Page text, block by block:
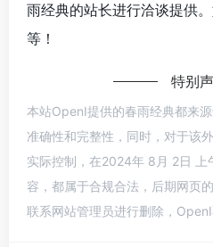
雨经典的站长进行洽谈提供
等！
特别
本站OpenI提供的春雨经典都来
准确性和完整性，同时，对于该
实际控制，在2024年 8月 2日
容，都属于合规合法，后期网页
联系网站管理员进行删除，OpenI